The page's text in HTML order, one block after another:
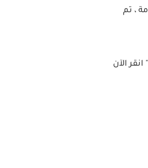
، تم
انقر الآن